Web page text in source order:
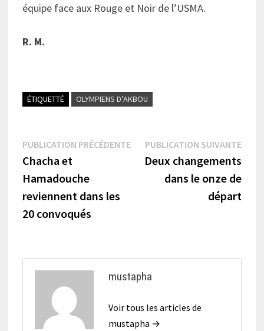
équipe face aux Rouge et Noir de l’USMA.
R. M.
ÉTIQUETTÉ OLYMPIENS D’AKBOU
Navigation
de
l’article
PUBLICATION PRÉCÉDENTEPublication
précédente :
Chacha et
Hamadouche
reviennent dans les
20 convoqués
PUBLICATION SUIVANTE
Deux changements
dans le onze de
départ
mustapha
Voir tous les articles de
mustapha →